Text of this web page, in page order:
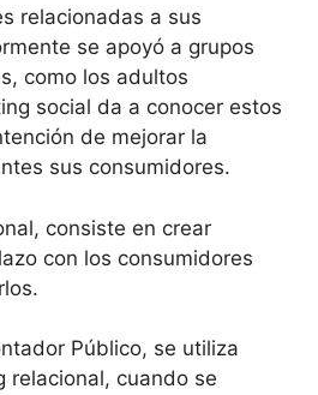
relacionadas a sus
se apoyó a grupos
como los adultos
social da a conocer estos
de mejorar la
sus consumidores.
consiste en crear
con los consumidores
Público, se utiliza
relacional, cuando se